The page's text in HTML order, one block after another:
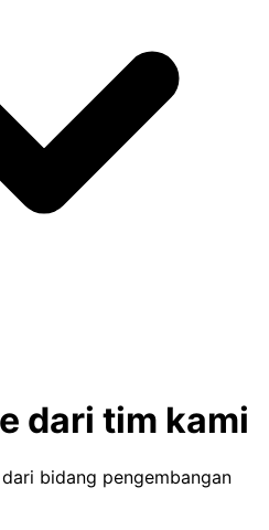
dari tim kami
bidang pengembangan